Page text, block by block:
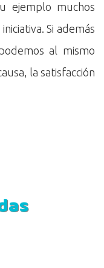
ejemplo muchos
Si además
al mismo
la satisfacción